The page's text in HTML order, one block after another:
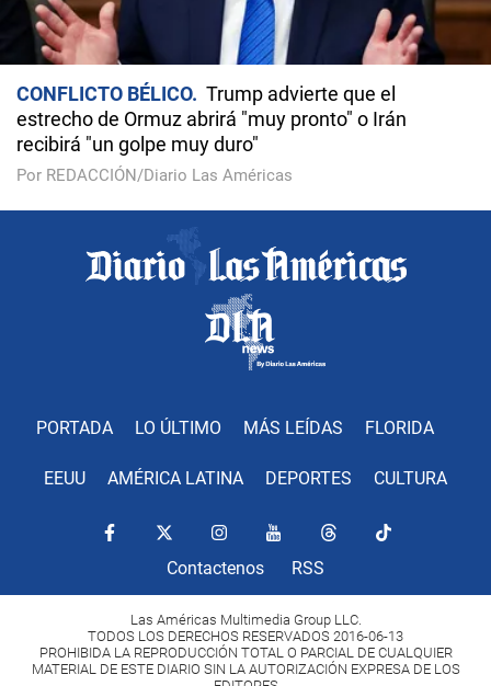
CONFLICTO BÉLICO
Trump advierte que el
estrecho de Ormuz abrirá "muy pronto" o Irán
recibirá "un golpe muy duro"
Por REDACCIÓN/Diario Las Américas
PORTADA LO ÚLTIMO MÁS LEÍDAS FLORIDA
EEUU AMÉRICA LATINA DEPORTES CULTURA
Contactenos RSS
Las Américas Multimedia Group LLC.
TODOS LOS DERECHOS RESERVADOS 2016-06-13
PROHIBIDA LA REPRODUCCIÓN TOTAL O PARCIAL DE CUALQUIER
MATERIAL DE ESTE DIARIO SIN LA AUTORIZACIÓN EXPRESA DE LOS